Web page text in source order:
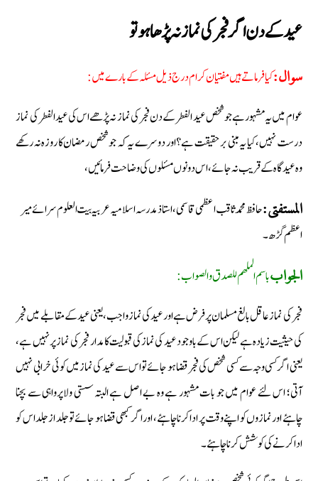
عید کے دن اگر فجر کی نماز نہ پڑھا ہو تو
سوال:کیا فرماتے ہیں مفتیان کرام درج ذیل مسئلہ کے بارے میں:
عوام میں یہ مشہور ہے جو شخص عید الفطر کے دن فجر کی نماز نہ پڑھے اس کی عید الفطر کی نماز
درست نہیں، کیا یہ مبنی بر حقیقت ہے؟ اور دوسرے یہ کہ جو شخص رمضان کا روزہ نہ رکھے
وہ عید گاہ کے قریب نہ جائے، اس دونوں مسئلوں کی وضاحت فرمائیں،
المستفتی:حافظ محمد ثاقب اعظمی قاسمی، استاذ مدرسہ اسلامیہ عربیہ بیت العلوم سرائے میر
اعظم گڑھ۔
الجوابباسم الملھم للصدق والصواب:
فجر کی نماز عاقل بالغ مسلمان پر فرض ہے اور عید کی نماز واجب، یعنی عید کے مقابلے میں فجر
کی حیثیت زیادہ ہے لیکن اس کے باوجود عید کی نماز کی قبولیت کا مدار فجر کی نماز پر نہیں ہے،
یعنی اگر کسی وجہ سے کسی شخص کی فجر قضا ہو جائے تو اس سے عید کی نماز میں کوئی خرابی نہیں
آتی؛ اس لئے عوام میں جو بات مشہور ہے وہ بے اصل ہے البتہ سستی ولاپرواہی سے بچنا
چاہئے اور نمازوں کو اپنے وقت پر ادا کرنا چاہئے، اور اگر کبھی قضا ہو جائے تو جلد از جلد اس کو
ادا کرنے کی کوشش کرنا چاہئے۔